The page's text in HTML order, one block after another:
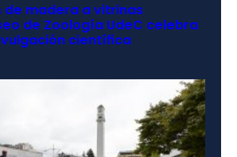
de madera a vitrinas
de Zoología UdeC celebra
científica